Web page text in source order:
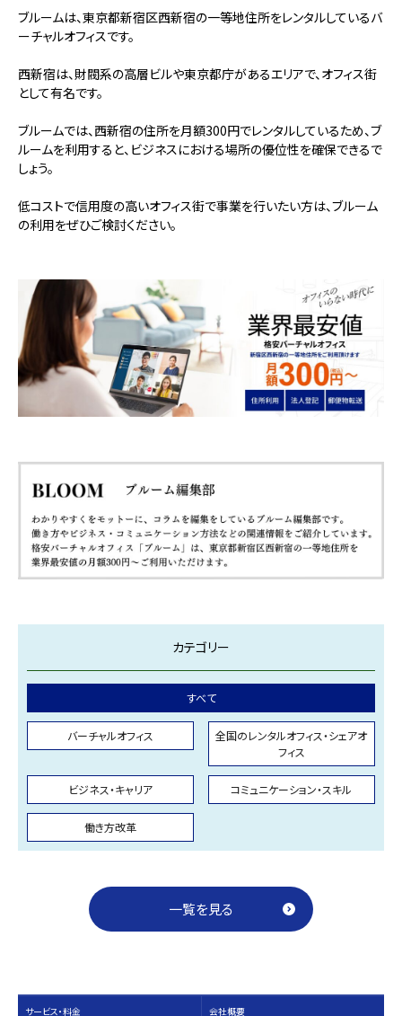
ブルームは、東京都新宿区西新宿の一等地住所をレンタルしているバ
ーチャルオフィスです。
西新宿は、財閥系の高層ビルや東京都庁があるエリアで、オフィス街
として有名です。
ブルームでは、西新宿の住所を月額300円でレンタルしているため、ブ
ルームを利用すると、ビジネスにおける場所の優位性を確保できるで
しょう。
低コストで信用度の高いオフィス街で事業を行いたい方は、ブルーム
の利用をぜひご検討ください。
カテゴリー
すべて
バーチャルオフィス
全国のレンタルオフィス・シェアオ
フィス
ビジネス・キャリア コミュニケーション・スキル
働き方改革
一覧を見る
サービス・料⾦ 会社概要